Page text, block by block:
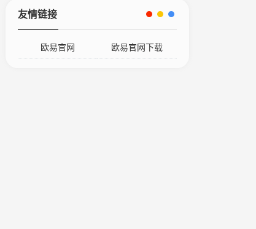
友情链接
欧易官网 欧易官网下载